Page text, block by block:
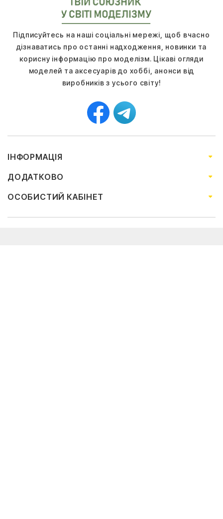
Підписуйтесь на наші соціальні мережі, щоб вчасно
дізнаватись про останні надходження, новинки та
корисну інформацію про моделізм. Цікаві огляди
моделей та аксесуарів до хоббі, анонси від
виробників з усього світу!
ІНФОРМАЦІЯ
ДОДАТКОВО
ОСОБИСТИЙ КАБІНЕТ